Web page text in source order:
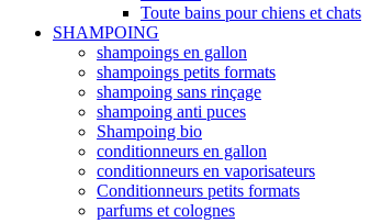
Toute bains pour chiens et chats
SHAMPOING
shampoings en gallon
shampoings petits formats
shampoing sans rinçage
shampoing anti puces
Shampoing bio
conditionneurs en gallon
conditionneurs en vaporisateurs
Conditionneurs petits formats
parfums et colognes